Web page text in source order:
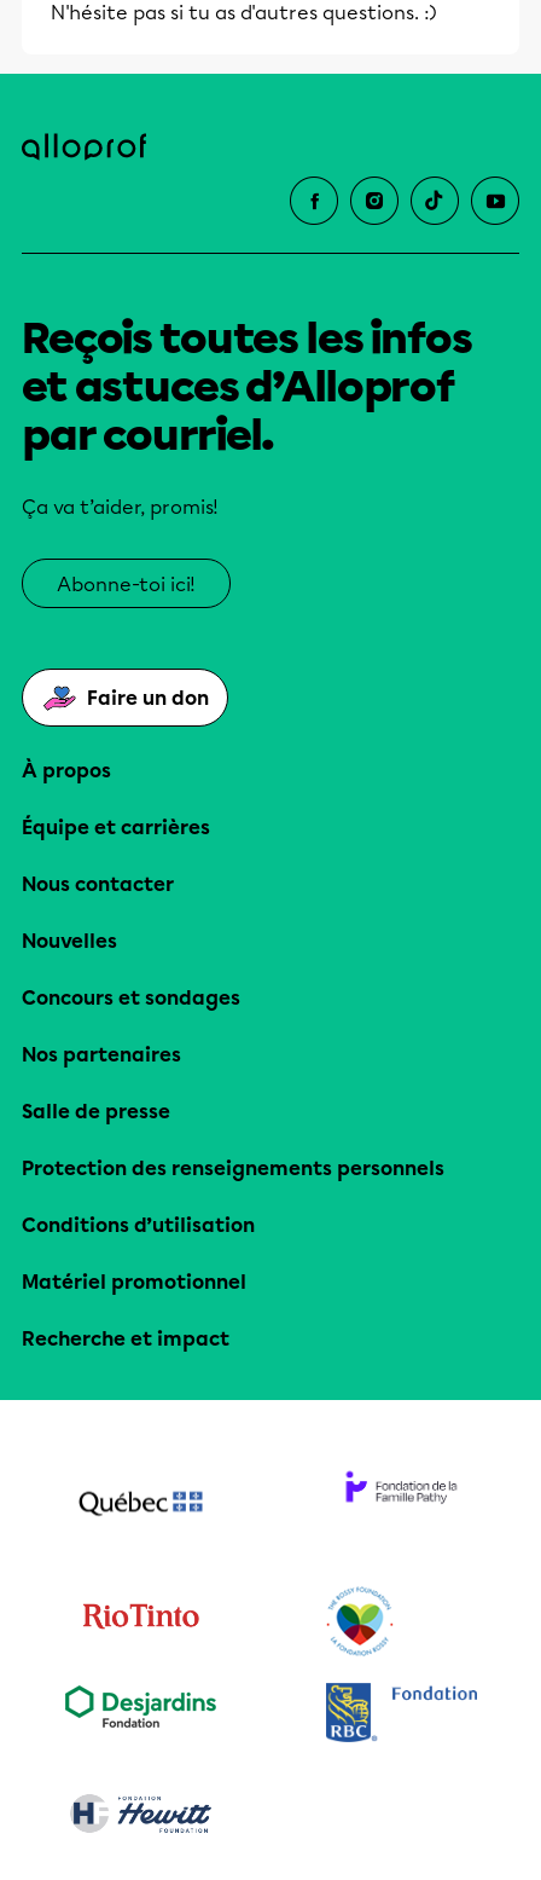
N'hésite pas si tu as d'autres questions. :)
Reçois toutes les infos
et astuces d’Alloprof
par courriel.
Ça va t’aider, promis!
Abonne-toi ici!
Faire un don
À propos
Équipe et carrières
Nous contacter
Nouvelles
Concours et sondages
Nos partenaires
Salle de presse
Protection des renseignements personnels
Conditions d’utilisation
Matériel promotionnel
Recherche et impact